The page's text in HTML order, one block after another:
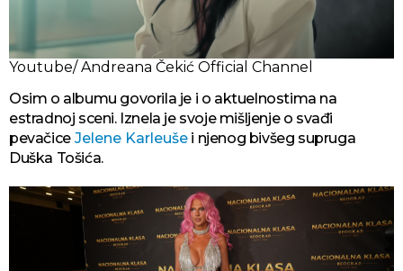
Youtube/ Andreana Čekić Official Channel
Osim o albumu govorila je i o aktuelnostima na
estradnoj sceni. Iznela je svoje mišljenje o svađi
pevačiceJelene Karleušei njenog bivšeg supruga
Duška Tošića.